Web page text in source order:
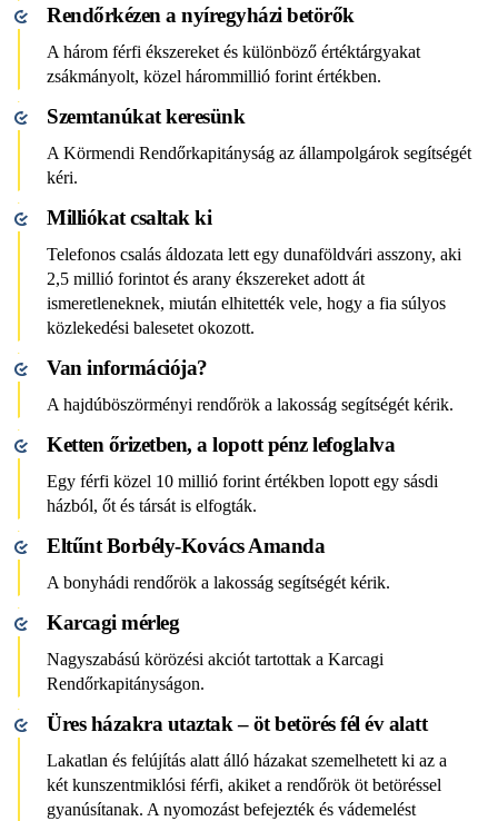
Rendőrkézen a nyíregyházi betörők
A három férfi ékszereket és különböző értéktárgyakat
zsákmányolt, közel hárommillió forint értékben.
Szemtanúkat keresünk
A Körmendi Rendőrkapitányság az állampolgárok segítségét
kéri.
Milliókat csaltak ki
Telefonos csalás áldozata lett egy dunaföldvári asszony, aki
2,5 millió forintot és arany ékszereket adott át
ismeretleneknek, miután elhitették vele, hogy a fia súlyos
közlekedési balesetet okozott.
Van információja?
A hajdúböszörményi rendőrök a lakosság segítségét kérik.
Ketten őrizetben, a lopott pénz lefoglalva
Egy férfi közel 10 millió forint értékben lopott egy sásdi
házból, őt és társát is elfogták.
Eltűnt Borbély-Kovács Amanda
A bonyhádi rendőrök a lakosság segítségét kérik.
Karcagi mérleg
Nagyszabású körözési akciót tartottak a Karcagi
Rendőrkapitányságon.
Üres házakra utaztak – öt betörés fél év alatt
Lakatlan és felújítás alatt álló házakat szemelhetett ki az a
két kunszentmiklósi férfi, akiket a rendőrök öt betöréssel
gyanúsítanak. A nyomozást befejezték és vádemelést